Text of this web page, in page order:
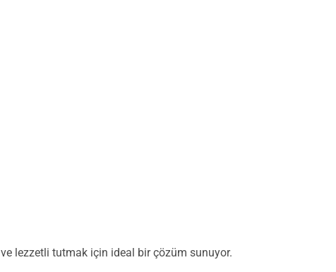
ve lezzetli tutmak için ideal bir çözüm sunuyor.